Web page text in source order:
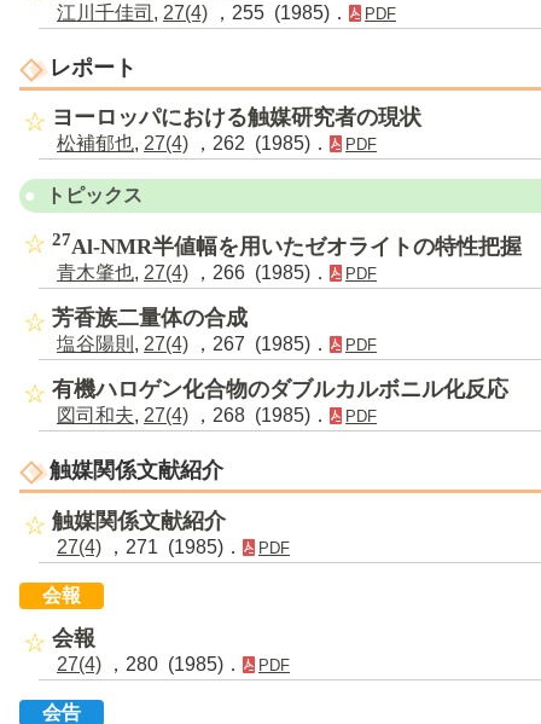
江川千佳司 , 27(4) ，255 (1985)． PDF
レポート
ヨーロッパにおける触媒研究者の現状
松補郁也, 27(4) ，262 (1985)． PDF
トピックス
27Al-NMR半値幅を用いたゼオライトの特性把握
青木肇也, 27(4) ，266 (1985)． PDF
芳香族二量体の合成
塩谷陽則 , 27(4) ，267 (1985)． PDF
有機ハロゲン化合物のダブルカルボニル化反応
図司和夫, 27(4) ，268 (1985)． PDF
触媒関係文献紹介
触媒関係文献紹介
27(4) ，271 (1985)． PDF
会報
会報
27(4) ，280 (1985)． PDF
会告